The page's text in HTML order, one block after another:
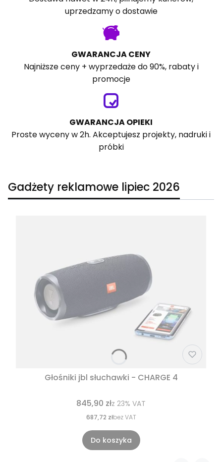
uprzedzamy o dostawie
GWARANCJA CENY
Najniższe ceny + wyprzedaże do 90%, rabaty i
promocje
GWARANCJA OPIEKI
Proste wyceny w 2h. Akceptujesz projekty, nadruki i
próbki
Gadżety reklamowe lipiec 2026
Głośniki jbl słuchawki - CHARGE 4
845,90 złz 23% VAT
687,72 złbez VAT
Do koszyka